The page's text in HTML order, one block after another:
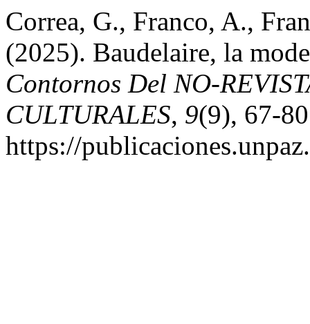
Correa, G., Franco, A.,
(2025). Baudelaire, la
Contornos Del NO-
CULTURALES, 9(9), 67-
https://